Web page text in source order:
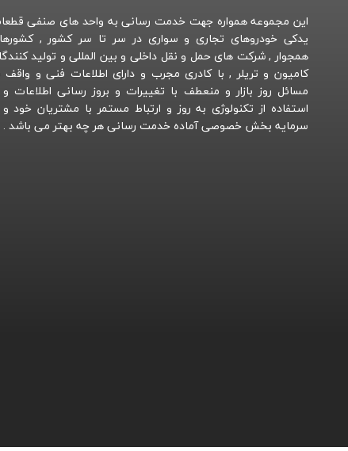
این مجموعه همواره جهت خدمت رسانی به واحد های صنفی
یدکی خودروهای تجاری و سواری در سر تا سر کشور ,
همجوار , شرکت های حمل و نقل داخلی و بین المللی و تولید
کامیون و تریلر , با کادری مجرب و دارای اطلاعات فنی و واقف
مسائل روز بازار و منعطف با تغییرات و بروز رسانی اطلاعات و
استفاده از تکنولوژی به روز و ارتباط مستمر با مشتریان خود و
سرمایه بخش خصوصی آماده خدمت رسانی هر چه بهتر می باشد .